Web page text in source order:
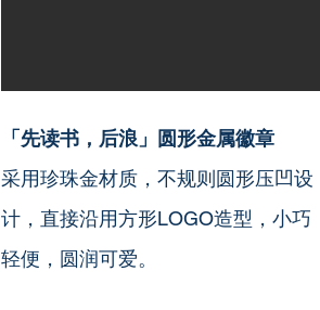
「先读书，后浪」圆形金属徽章
采用珍珠金材质，不规则圆形压凹设
计，直接沿用方形LOGO造型，小巧
轻便，圆润可爱。